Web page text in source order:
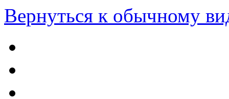
Вернуться к обычному